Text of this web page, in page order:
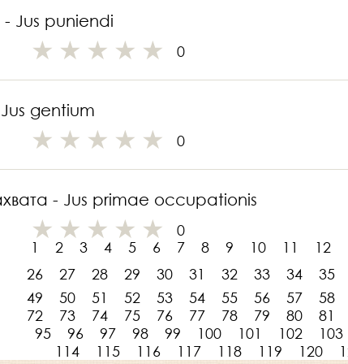
Jus puniendi
0
gentium
0
- Jus primae occupationis
0
1 2 3 4 5 6 7 8 9 10 11 12
26
27 28 29 30 31 32 33 34 35
49 50 51 52 53 54 55 56 57 58
72
73 74 75 76 77 78 79 80 81
95
96 97 98 99 100 101 102 103
114
115 116 117 118 119 120